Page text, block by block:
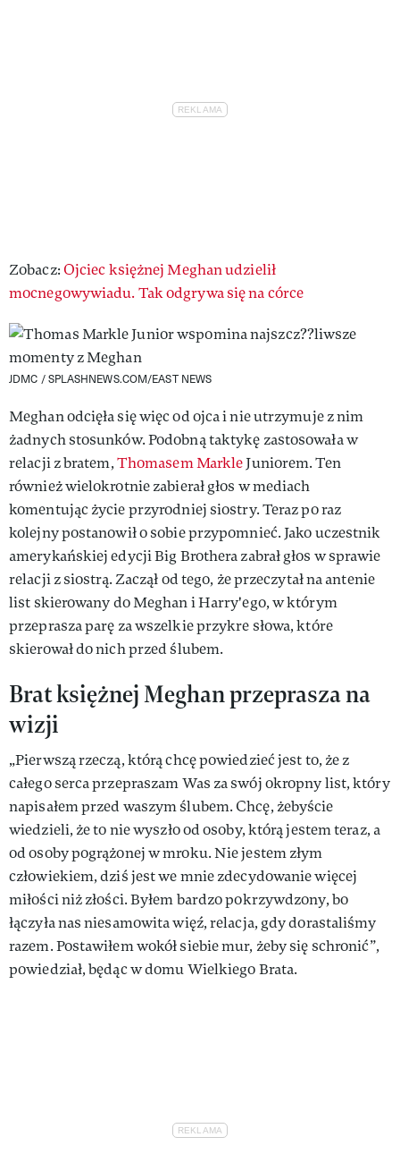
Zobacz:Ojciec księżnej Meghan udzielił
mocnegowywiadu. Tak odgrywa się na córce
JDMC / SPLASHNEWS.COM/EAST NEWS
Meghan odcięła się więc od ojca i nie utrzymuje z nim
żadnych stosunków. Podobną taktykę zastosowała w
relacji z bratem,Thomasem MarkleJuniorem. Ten
również wielokrotnie zabierał głos w mediach
komentując życie przyrodniej siostry. Teraz po raz
kolejny postanowił o sobie przypomnieć. Jako uczestnik
amerykańskiej edycji Big Brothera zabrał głos w sprawie
relacji z siostrą. Zaczął od tego, że przeczytał na antenie
list skierowany do Meghan i Harry'ego, w którym
przeprasza parę za wszelkie przykre słowa, które
skierował do nich przed ślubem.
Brat księżnej Meghan przeprasza na
wizji
„Pierwszą rzeczą, którą chcę powiedzieć jest to, że z
całego serca przepraszam Was za swój okropny list, który
napisałem przed waszym ślubem. Chcę, żebyście
wiedzieli, że to nie wyszło od osoby, którą jestem teraz, a
od osoby pogrążonej w mroku. Nie jestem złym
człowiekiem, dziś jest we mnie zdecydowanie więcej
miłości niż złości. Byłem bardzo pokrzywdzony, bo
łączyła nas niesamowita więź, relacja, gdy dorastaliśmy
razem. Postawiłem wokół siebie mur, żeby się schronić”,
powiedział, będąc w domu Wielkiego Brata.